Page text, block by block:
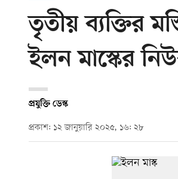
তৃতীয় ব্যক্তির
ইলন মাস্কের
প্রযুক্তি ডেস্ক
প্রকাশ: ১২ জানুয়ারি ২০২৫, ১৬: ২৮